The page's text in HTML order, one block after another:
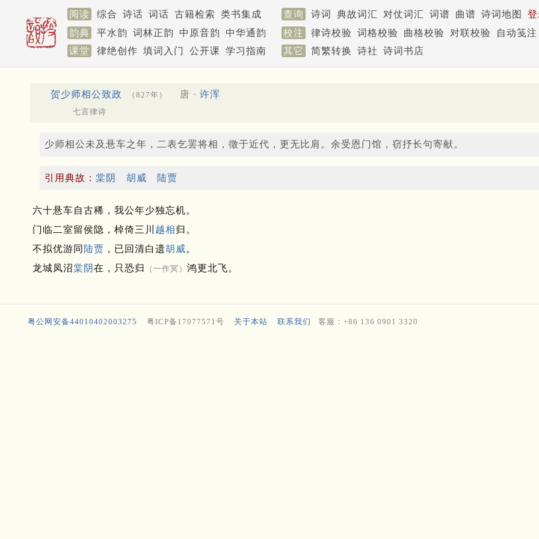
阅读 综合 诗话 词话 古籍检索 类书集成 查询 诗词 典故词汇 对仗词汇 词谱 曲谱 诗词地图
韵典
平水韵 词林正韵 中原音韵 中华通韵 校注 律诗校验 词格校验 曲格校验 对联校验
自动笺注
课堂
律绝创作 填词入门 公开课 学习指南 其它 简繁转换 诗社 诗词书店
贺少师相公致政 （827年） 唐 · 许浑
七言律诗
少师相公未及悬车之年，二表乞罢将相，徵于近代，更无比肩。余受恩门馆，窃抒长句寄献。
引用典故： 棠阴 胡威 陆贾
六十悬车自古稀，我公年少独忘机。
门临二室留侯隐，棹倚三川 越相归。
不拟优游同 陆贾 ，已回清白遗胡威。
龙城凤沼棠阴在，只恐归 （一作冥） 鸿更北飞。
粤公网安备44010402003275 粤ICP备17077571号 关于本站 联系我们 客服：+86 136 0901 3320